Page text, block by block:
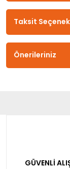
Taksit
Önerileriniz
GÜVENLİ